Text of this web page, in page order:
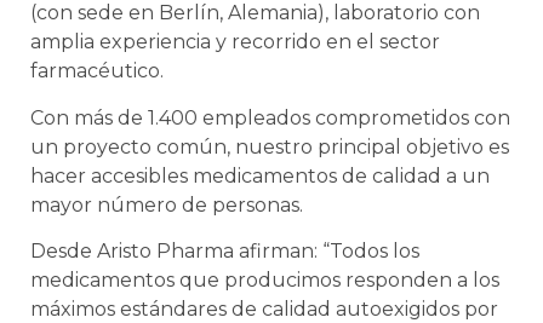
(con sede en Berlín, Alemania), laboratorio con
amplia experiencia y recorrido en el sector
farmacéutico.
Con más de 1.400 empleados comprometidos con
un proyecto común, nuestro principal objetivo es
hacer accesibles medicamentos de calidad a un
mayor número de personas.
Desde Aristo Pharma afirman: “Todos los
medicamentos que producimos responden a los
máximos estándares de calidad autoexigidos por